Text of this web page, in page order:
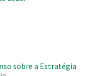
sobre a Estratégia